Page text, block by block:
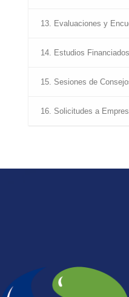
13. Evaluaciones y
14. Estudios
15. Sesiones de
16. Solicitudes a